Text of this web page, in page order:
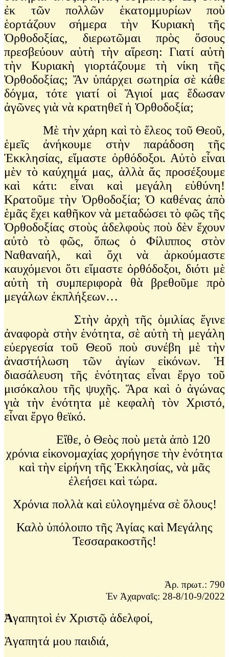
ἐκ τῶν πολλῶν ἑκατομμυρίων ποὺ
ἑορτάζουν σήμερα τὴν Κυριακὴ τῆς
Ὀρθοδοξίας, διερωτῶμαι πρὸς ὅσους
πρεσβεύουν αὐτὴ τὴν αἵρεση: Γιατί αὐτὴ
τὴν Κυριακὴ γιορτάζουμε τὴ νίκη τῆς
Ὀρθοδοξίας; Ἄν ὑπάρχει σωτηρία σὲ κάθε
δόγμα, τότε γιατί οἱ Ἅγιοί μας ἔδωσαν
ἀγῶνες γιὰ νὰ κρατηθεῖ ἡ Ὀρθοδοξία;
Μὲ τὴν χάρη καὶ τὸ ἔλεος τοῦ Θεοῦ,
ἑμεῖς ἀνήκουμε στὴν παράδοση τῆς
Ἐκκλησίας, εἴμαστε ὀρθόδοξοι. Αὐτὸ εἶναι
μὲν τὸ καύχημά μας, ἀλλὰ ἄς προσέξουμε
καὶ κάτι: εἶναι καὶ μεγάλη εὐθύνη!
Κρατοῦμε τὴν Ὀρθοδοξία; Ὁ καθένας ἀπὸ
ἑμᾶς ἔχει καθῆκον νὰ μεταδώσει τὸ φῶς τῆς
Ὀρθοδοξίας στοὺς ἀδελφοὺς ποὺ δὲν ἔχουν
αὐτὸ τὸ φῶς, ὅπως ὁ Φίλιππος στὸν
Ναθαναήλ, καὶ ὄχι νὰ ἀρκούμαστε
καυχόμενοι ὅτι εἴμαστε ὀρθόδοξοι, διότι μὲ
αὐτὴ τὴ συμπεριφορὰ θὰ βρεθοῦμε πρὸ
μεγάλων ἐκπλήξεων…
Στὴν ἀρχὴ τῆς ὁμιλίας ἔγινε
ἀναφορὰ στὴν ἑνότητα, σὲ αὐτὴ τὴ μεγάλη
εὐεργεσία τοῦ Θεοῦ ποὺ συνέβη μὲ τὴν
ἀναστήλωση τῶν ἁγίων εἰκόνων. Ἡ
διασάλευση τῆς ἑνότητας εἶναι ἔργο τοῦ
μισόκαλου τῆς ψυχῆς. Ἄρα καὶ ὁ ἀγώνας
γιὰ τὴν ἑνότητα μὲ κεφαλὴ τὸν Χριστό,
εἶναι ἔργο θεϊκό.
Εἴθε, ὁ Θεὸς ποὺ μετὰ ἀπὸ 120
χρόνια εἰκονομαχίας χορήγησε τὴν ἑνότητα
καὶ τὴν εἰρήνη τῆς Ἐκκλησίας, νὰ μᾶς
ἐλεήσει καὶ τώρα.
Χρόνια πολλὰ καὶ εὐλογημένα σὲ ὅλους!
Καλὸ ὑπόλοιπο τῆς Ἁγίας καὶ Μεγάλης
Τεσσαρακοστῆς!
Ἀρ. πρωτ.: 790
Ἐν Ἀχαρναῖς: 28-8/10-9/2022
Ἀγαπητοὶ ἐν Χριστῷ ἀδελφοί,
Ἀγαπητά μου παιδιά,